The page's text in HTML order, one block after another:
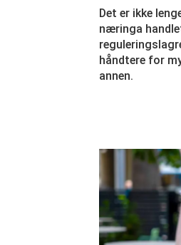
Det er ikke
næringa
håndtere for
annen.